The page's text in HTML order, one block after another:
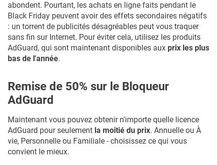
abondent. Pourtant, les achats en ligne faits pendant le
Black Friday peuvent avoir des effets secondaires négatifs
: un torrent de publicités désagréables peut vous traquer
sans fin sur Internet. Pour éviter cela, utilisez les produits
AdGuard, qui sont maintenant disponibles aux prix les plus
bas de l'année.
Remise de 50% sur le Bloqueur
AdGuard
Maintenant vous pouvez obtenir n'importe quelle licence
AdGuard pour seulement la moitié du prix. Annuelle ou À
vie, Personnelle ou Familiale - choisissez ce qui vous
convient le mieux.